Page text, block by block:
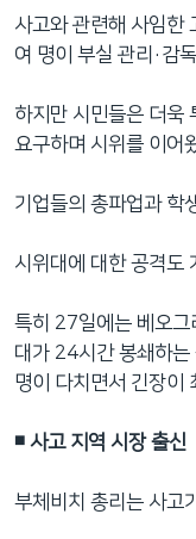
사고와 관련해 사임한
여 명이 부실 관리·감
하지만 시민들은 더욱
요구하며 시위를 이어
기업들의 총파업과 학
시위대에 대한 공격도
특히 27일에는 베오그
대가 24시간 봉쇄하
명이 다치면서 긴장이
◾️ 사고 지역 시장 출신
부체비치 총리는 사고